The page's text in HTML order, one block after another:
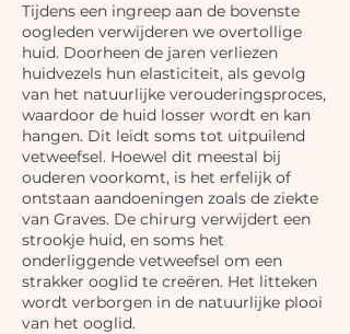
Tijdens een ingreep aan de bovenste
oogleden verwijderen we overtollige
huid. Doorheen de jaren verliezen
huidvezels hun elasticiteit, als gevolg
van het natuurlijke verouderingsproces,
waardoor de huid losser wordt en kan
hangen. Dit leidt soms tot uitpuilend
vetweefsel. Hoewel dit meestal bij
ouderen voorkomt, is het erfelijk of
ontstaan aandoeningen zoals de ziekte
van Graves. De chirurg verwijdert een
strookje huid, en soms het
onderliggende vetweefsel om een
strakker ooglid te creëren. Het litteken
wordt verborgen in de natuurlijke plooi
van het ooglid.